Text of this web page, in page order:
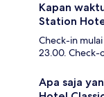
Kapan
Station
Check-in
23.00. Check-
Apa saja